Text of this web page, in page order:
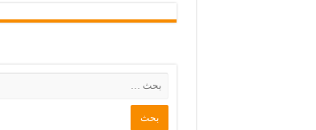
كأني حفرت قبري بيدي”: هل يغيّر